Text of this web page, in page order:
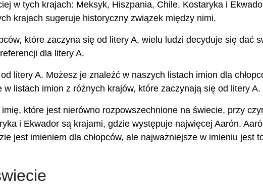
w tych krajach: Meksyk, Hiszpania, Chile, Kostaryka i
krajach sugeruje historyczny związek między nimi.
które zaczyna się od litery A, wielu ludzi decyduje się dać
dla litery A.
litery A. Możesz je znaleźć w naszych listach imion dla
w listach imion z różnych krajów, które zaczynają się od litery A.
które jest nierówno rozpowszechnione na świecie, przy
i Ekwador są krajami, gdzie występuje najwięcej Aarón.
jest imieniem dla chłopców, ale najważniejsze w imieniu jest